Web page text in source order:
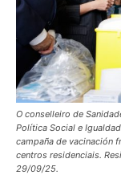
O conselleiro de
Política Social e
campaña de vacinación
centros residenciais.
29/09/25.